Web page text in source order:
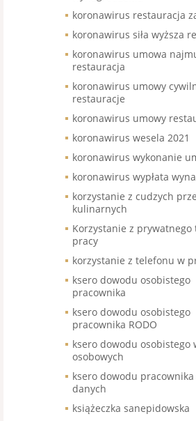
koronawirus restauracja
koronawirus siła wyższa
koronawirus umowa
restauracja
koronawirus umowy
restauracje
koronawirus umowy
koronawirus wesela 2021
koronawirus wykonanie
koronawirus wypłata
korzystanie z cudzych
kulinarnych
Korzystanie z
pracy
korzystanie z telefonu w
ksero dowodu osobistego
pracownika
ksero dowodu osobistego
pracownika RODO
ksero dowodu osobistego
osobowych
ksero dowodu
danych
książeczka sanepidowska